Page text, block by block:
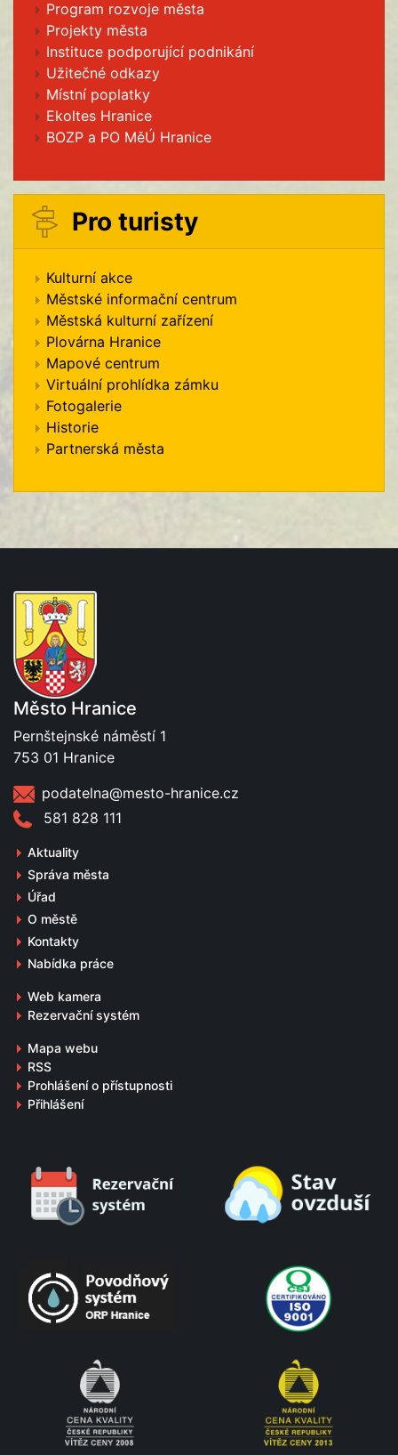
Program rozvoje města
Projekty města
Instituce podporující podnikání
Užitečné odkazy
Místní poplatky
Ekoltes Hranice
BOZP a PO MěÚ Hranice
Pro turisty
Kulturní akce
Městské informační centrum
Městská kulturní zařízení
Plovárna Hranice
Mapové centrum
Virtuální prohlídka zámku
Fotogalerie
Historie
Partnerská města
Město Hranice
Pernštejnské náměstí 1
753 01 Hranice
podatelna@mesto-hranice.cz
581 828 111
Aktuality
Správa města
Úřad
O městě
Kontakty
Nabídka práce
Web kamera
Rezervační systém
Mapa webu
RSS
Prohlášení o přístupnosti
Přihlášení